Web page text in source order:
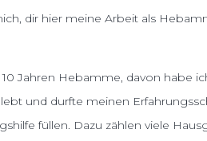
dir hier meine Arbeit als
Jahren Hebamme, davon habe
und durfte meinen
füllen. Dazu zählen viele